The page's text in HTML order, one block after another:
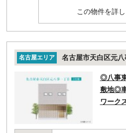
この物件を詳
名古屋エリア 名古屋市天白区元八
◎八事
敷地◎
ワーク